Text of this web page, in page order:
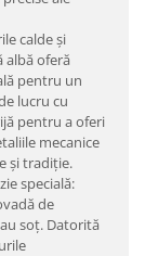
calde și
albă oferă
pentru un
lucru cu
pentru a oferi
mecanice
și tradiție.
specială:
de
soț. Datorită